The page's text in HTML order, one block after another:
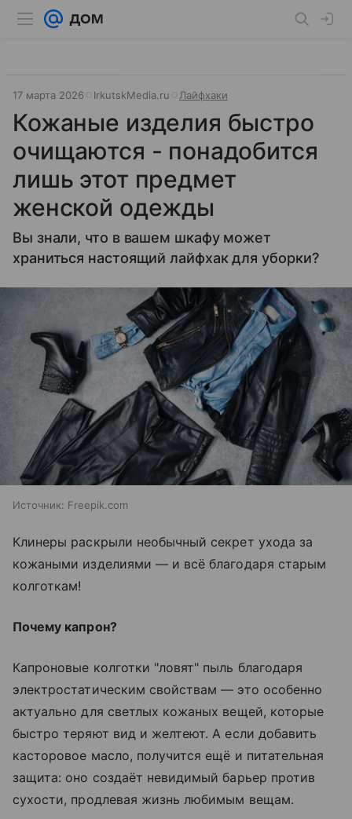
17 марта 2026 IrkutskMedia.ru Лайфхаки
Кожаные изделия быстро
очищаются - понадобится
лишь этот предмет
женской одежды
Вы знали, что в вашем шкафу может
храниться настоящий лайфхак для уборки?
Источник: Freepik.com
Клинеры раскрыли необычный секрет ухода за
кожаными изделиями — и всё благодаря старым
колготкам!
Почему капрон?
Капроновые колготки "ловят" пыль благодаря
электростатическим свойствам — это особенно
актуально для светлых кожаных вещей, которые
быстро теряют вид и желтеют. А если добавить
касторовое масло, получится ещё и питательная
защита: оно создаёт невидимый барьер против
сухости, продлевая жизнь любимым вещам.